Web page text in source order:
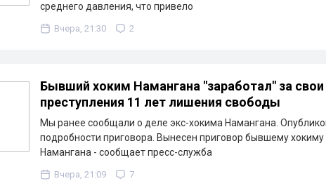
среднего давления, что привело
Вчера, 21:30 2
Бывший хоким Намангана "заработал" за свои
преступления 11 лет лишения свободы
Мы ранее сообщали о деле экс-хокима Намангана.
подробности приговора. Вынесен приговор бывшему хокиму
Намангана - сообщает пресс-служба
Вчера, 21:09 7